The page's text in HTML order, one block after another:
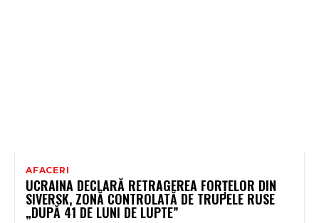
AFACERI
UCRAINA DECLARĂ RETRAGEREA FORȚELOR DIN
SIVERSK, ZONĂ CONTROLATĂ DE TRUPELE RUSE
„DUPĂ 41 DE LUNI DE LUPTE”